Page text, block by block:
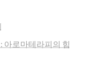
아로마테라피의 힘